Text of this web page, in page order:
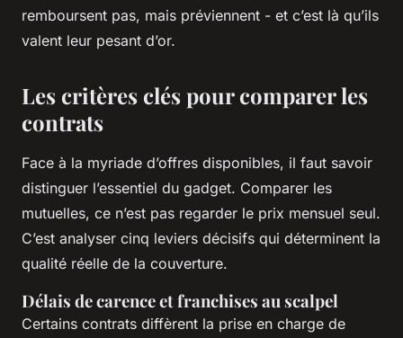
remboursent pas, mais préviennent - et c’est là qu’ils
valent leur pesant d’or.
Les critères clés pour comparer les
contrats
Face à la myriade d’offres disponibles, il faut savoir
distinguer l’essentiel du gadget. Comparer les
mutuelles, ce n’est pas regarder le prix mensuel seul.
C’est analyser cinq leviers décisifs qui déterminent la
qualité réelle de la couverture.
Délais de carence et franchises au scalpel
Certains contrats diffèrent la prise en charge de